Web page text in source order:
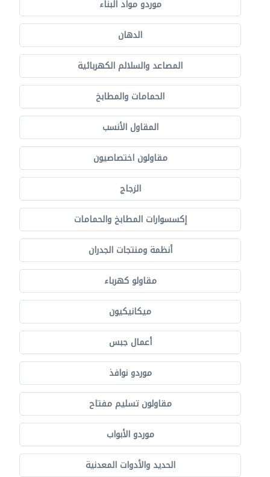
موردو مواد البناء
الدهان
المصاعد والسلالم الكهربائية
الحمامات والمطابخ
المقاول الأنسب
مقاولون اختصاصيون
الزجاج
إكسسوارات المطابخ والحمامات
أنظمة ومنتجات الجدران
مقاولو كهرباء
ميكانيكيون
أعمال جبس
موردو نوافذ
مقاولون تسليم مفتاح
موردو الأبواب
الحديد والأدوات المعدنية